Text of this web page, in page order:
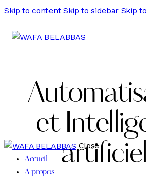
Skip to content Skip to sidebar Skip
et
Close
Accueil
A propos